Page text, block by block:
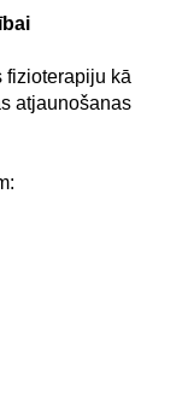
fizioterapiju kā
atjaunošanas